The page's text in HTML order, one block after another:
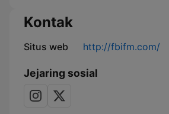
Kontak
Situs web http://fbifm.com/
Jejaring sosial